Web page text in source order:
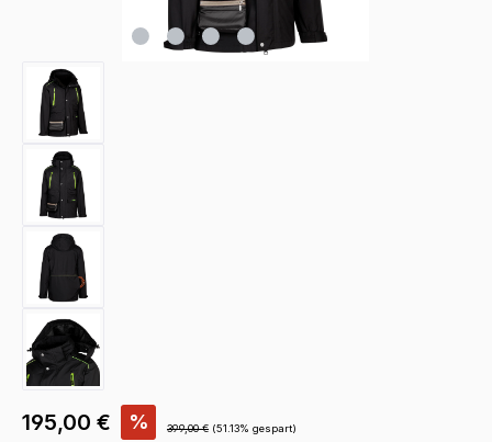
Verkaufspreis:
195,00 € % Regulärer Preis:
399,00 € (51.13% gespart)